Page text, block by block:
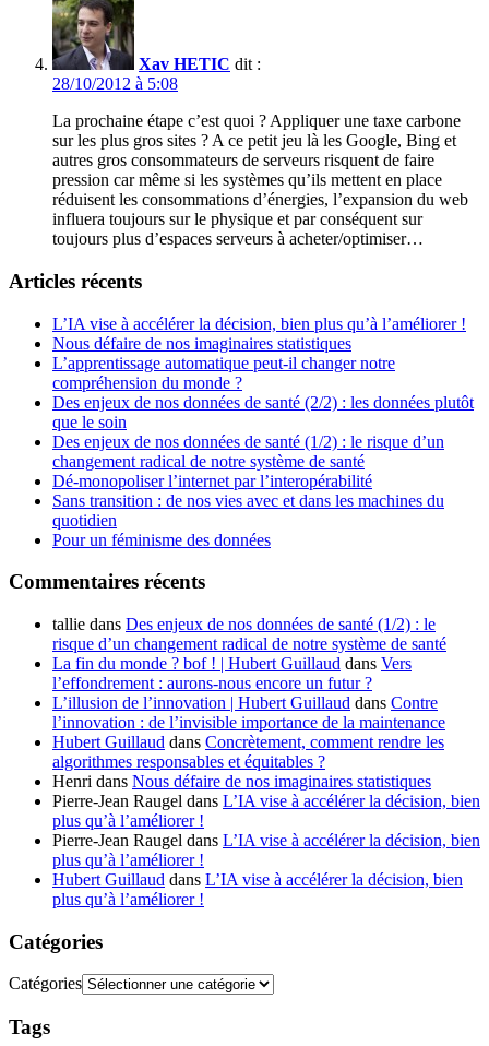
Xav HETIC dit :
28/10/2012 à 5:08
La prochaine étape c’est quoi ? Appliquer une taxe carbone
sur les plus gros sites ? A ce petit jeu là les Google, Bing et
autres gros consommateurs de serveurs risquent de faire
pression car même si les systèmes qu’ils mettent en place
réduisent les consommations d’énergies, l’expansion du web
influera toujours sur le physique et par conséquent sur
toujours plus d’espaces serveurs à acheter/optimiser…
Articles récents
L’IA vise à accélérer la décision, bien plus qu’à l’améliorer !
Nous défaire de nos imaginaires statistiques
L’apprentissage automatique peut-il changer notre
compréhension du monde ?
Des enjeux de nos données de santé (2/2) : les données plutôt
que le soin
Des enjeux de nos données de santé (1/2) : le risque d’un
changement radical de notre système de santé
Dé-monopoliser l’internet par l’interopérabilité
Sans transition : de nos vies avec et dans les machines du
quotidien
Pour un féminisme des données
Commentaires récents
tallie dans Des enjeux de nos données de santé (1/2) : le
risque d’un changement radical de notre système de santé
La fin du monde ? bof ! | Hubert Guillaud dans Vers
l’effondrement : aurons-nous encore un futur ?
L’illusion de l’innovation | Hubert Guillaud dans Contre
l’innovation : de l’invisible importance de la maintenance
Hubert Guillaud dans Concrètement, comment rendre les
algorithmes responsables et équitables ?
Henri dans Nous défaire de nos imaginaires statistiques
Pierre-Jean Raugel dans L’IA vise à accélérer la décision, bien
plus qu’à l’améliorer !
Pierre-Jean Raugel dans L’IA vise à accélérer la décision, bien
plus qu’à l’améliorer !
Hubert Guillaud dans L’IA vise à accélérer la décision, bien
plus qu’à l’améliorer !
Catégories
Catégories
Tags